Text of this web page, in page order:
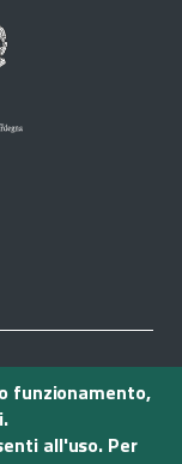
funzionamento,
all'uso. Per